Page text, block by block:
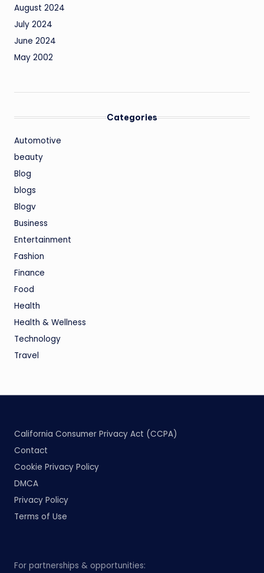
August 2024
July 2024
June 2024
May 2002
Categories
Automotive
beauty
Blog
blogs
Blogv
Business
Entertainment
Fashion
Finance
Food
Health
Health & Wellness
Technology
Travel
California Consumer Privacy Act (CCPA)
Contact
Cookie Privacy Policy
DMCA
Privacy Policy
Terms of Use
For partnerships & opportunities: